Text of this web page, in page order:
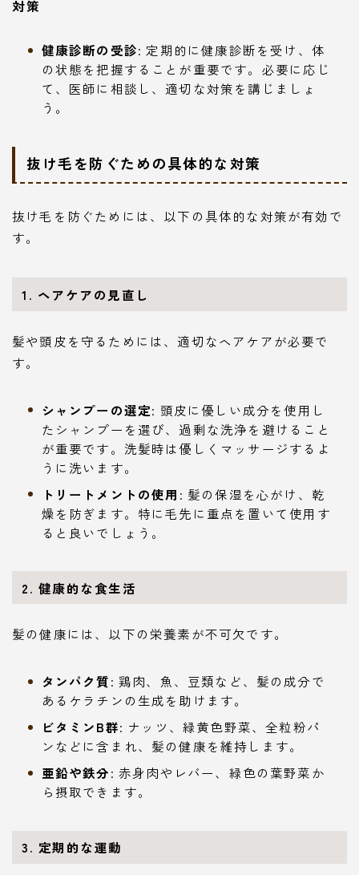
対策
健康診断の受診: 定期的に健康診断を受け、体
の状態を把握することが重要です。必要に応じ
て、医師に相談し、適切な対策を講じましょ
う。
抜け毛を防ぐための具体的な対策
抜け毛を防ぐためには、以下の具体的な対策が有効で
す。
1. ヘアケアの見直し
髪や頭皮を守るためには、適切なヘアケアが必要で
す。
シャンプーの選定: 頭皮に優しい成分を使用し
たシャンプーを選び、過剰な洗浄を避けること
が重要です。洗髪時は優しくマッサージするよ
うに洗います。
トリートメントの使用 : 髪の保湿を心がけ、乾
燥を防ぎます。特に毛先に重点を置いて使用す
ると良いでしょう。
2. 健康的な食生活
髪の健康には、以下の栄養素が不可欠です。
タンパク質: 鶏肉、魚、豆類など、髪の成分で
あるケラチンの生成を助けます。
ビタミンB群: ナッツ、緑黄色野菜、全粒粉パ
ンなどに含まれ、髪の健康を維持します。
亜鉛や鉄分: 赤身肉やレバー、緑色の葉野菜か
ら摂取できます。
3. 定期的な運動